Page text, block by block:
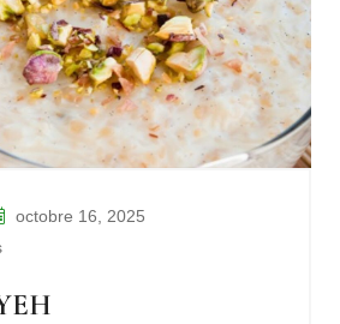
octobre 16, 2025